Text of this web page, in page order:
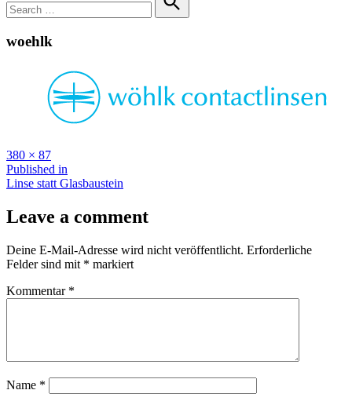
for:
Search
woehlk
Full
size
380 × 87
Beitragsnavigation
Published in
Linse statt Glasbaustein
Leave a comment
Deine E-Mail-Adresse wird nicht veröffentlicht. Erforderliche
Felder sind mit * markiert
Kommentar *
Name *